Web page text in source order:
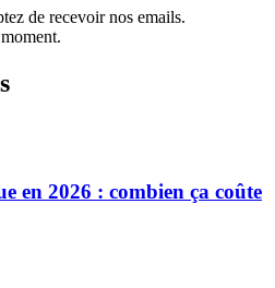
de recevoir nos emails.
en 2026 : combien ça coûte